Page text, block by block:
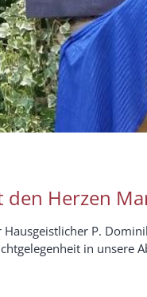
Herzen
P.
in unsere